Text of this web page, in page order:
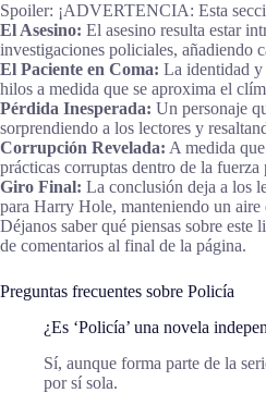
Spoiler: ¡ADVERTENCIA: Esta
El Asesino: El asesino resulta estar
investigaciones policiales, añadiendo
El Paciente en Coma: La identidad y
hilos a medida que se aproxima el
Pérdida Inesperada: Un personaje
sorprendiendo a los lectores y
Corrupción Revelada: A medida
prácticas corruptas dentro de la
Giro Final: La conclusión deja a los
para Harry Hole, manteniendo un aire
Déjanos saber qué piensas sobre este
de comentarios al final de la página.
Preguntas frecuentes sobre Policía
¿Es ‘Policía’ una novela
Sí, aunque forma parte de la
por sí sola.